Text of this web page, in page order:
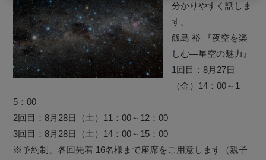
分かりやすく話しま
す。
飯島 裕 『夜空を楽
しむ―星空の魅力』
1回目：8月27日
（金）14：00～1
5：00
2回目：8月28日（土）11：00～12：00
3回目：8月28日（土）14：00～15：00
※予約制、各回先着 16名様まで座席をご用意します（親子